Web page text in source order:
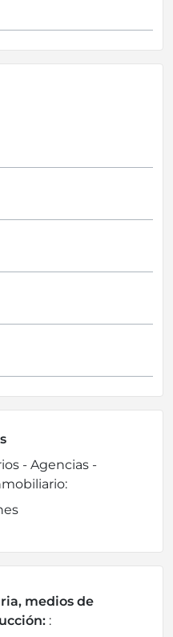
- Agencias -
medios de
: